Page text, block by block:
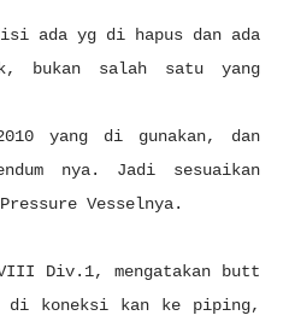
ada yg di hapus dan ada
bukan salah satu yang
yang di gunakan, dan
nya. Jadi sesuaikan
Vesselnya.
VIII Div.1, mengatakan butt
di koneksi kan ke piping,